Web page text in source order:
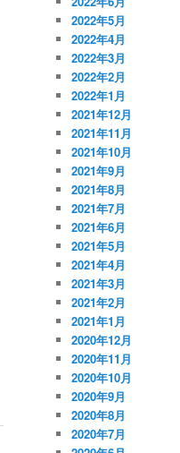
2022年5月
2022年4月
2022年3月
2022年2月
2022年1月
2021年12月
2021年11月
2021年10月
2021年9月
2021年8月
2021年7月
2021年6月
2021年5月
2021年4月
2021年3月
2021年2月
2021年1月
2020年12月
2020年11月
2020年10月
2020年9月
2020年8月
2020年7月